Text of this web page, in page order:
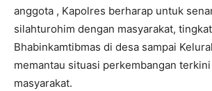
anggota , Kapolres berharap untuk
silahturohim dengan masyarakat,
Bhabinkamtibmas di desa sampai
memantau situasi perkembangan
masyarakat.